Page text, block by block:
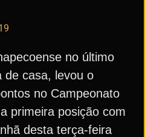
no último
de casa, levou o
no Campeonato
primeira posição com
desta terça-feira